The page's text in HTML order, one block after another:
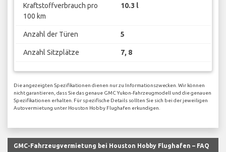
Kraftstoffverbrauch pro
100 km
10.3 l
Anzahl der Türen 5
Anzahl Sitzplätze 7, 8
Die angezeigten Spezifikationen dienen nur zu Informationszwecken. Wir können
nicht garantieren, dass Sie das genaue GMC Yukon-Fahrzeugmodell und die genauen
Spezifikationen erhalten. Für spezifische Details sollten Sie sich bei der jeweiligen
Autovermietung unter Houston Hobby Flughafen erkundigen.
GMC-Fahrzeugvermietung bei Houston Hobby Flughafen – FAQ